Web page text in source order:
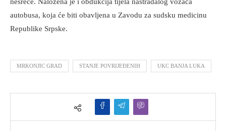
nesreće. Naložena je i obdukcija tijela nastradalog vozača
autobusa, koja će biti obavljena u Zavodu za sudsku medicinu
Republike Srpske.
MRKONJIC GRAD STANJE POVRIJEĐENIH UKC BANJA LUKA